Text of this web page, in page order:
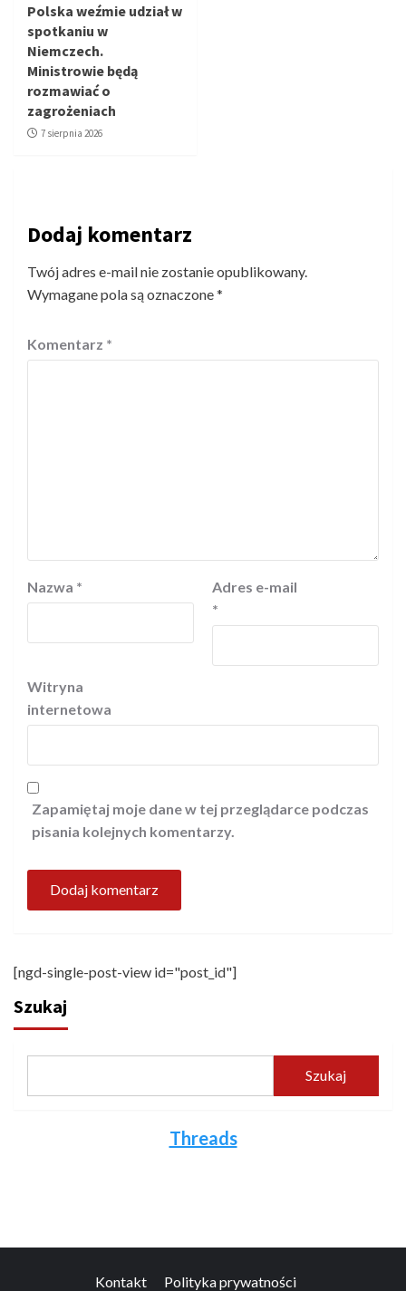
Polska weźmie udział w
spotkaniu w
Niemczech.
Ministrowie będą
rozmawiać o
zagrożeniach
7 sierpnia 2026
Dodaj komentarz
Twój adres e-mail nie zostanie opublikowany.
Wymagane pola są oznaczone*
Komentarz *
Nazwa *
Adres e-mail
*
Witryna
internetowa
Zapamiętaj moje dane w tej przeglądarce podczas
pisania kolejnych komentarzy.
[ngd-single-post-view id="post_id"]
Szukaj
Szukaj
Threads
Kontakt Polityka prywatności